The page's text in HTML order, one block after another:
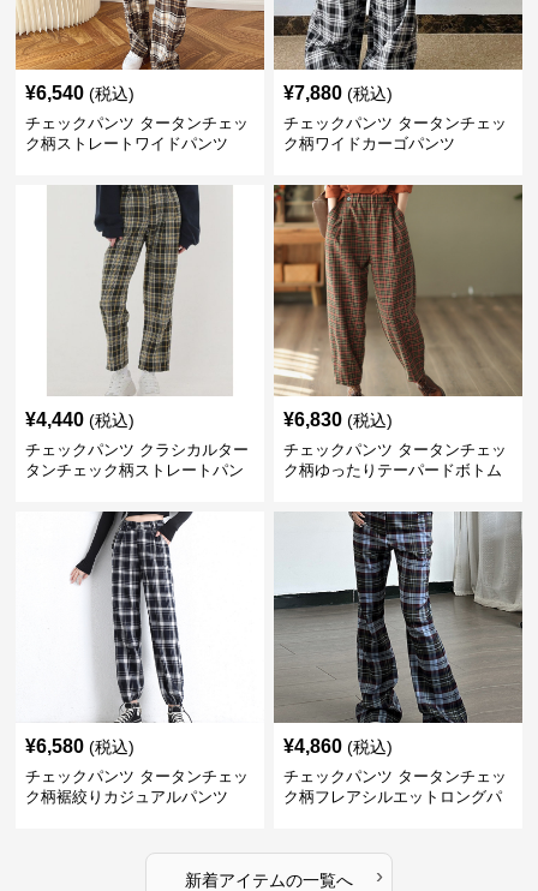
¥6,540 (税込)
チェックパンツ タータンチェッ
ク柄ストレートワイドパンツ
¥7,880 (税込)
チェックパンツ タータンチェッ
ク柄ワイドカーゴパンツ
¥4,440 (税込)
チェックパンツ クラシカルター
タンチェック柄ストレートパン
¥6,830 (税込)
チェックパンツ タータンチェッ
ク柄ゆったりテーパードボトム
¥6,580 (税込)
チェックパンツ タータンチェッ
ク柄裾絞りカジュアルパンツ
¥4,860 (税込)
チェックパンツ タータンチェッ
ク柄フレアシルエットロングパ
新着アイテムの一覧へ ›